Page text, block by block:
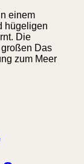
einem
hügeligen
Die
großen Das
zum Meer